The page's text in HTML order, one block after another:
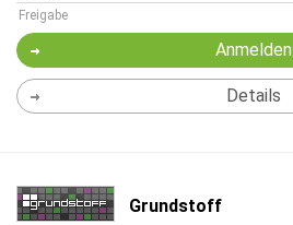
Freigabe
Anmelden
Details
Grundstoff